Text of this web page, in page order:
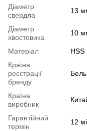
Діаметр
свердла
13
Діаметр
хвостовика
10
Матеріал
HSS
Країна
реєстрації
бренду
Країна
виробник
Гарантійний
термін
12